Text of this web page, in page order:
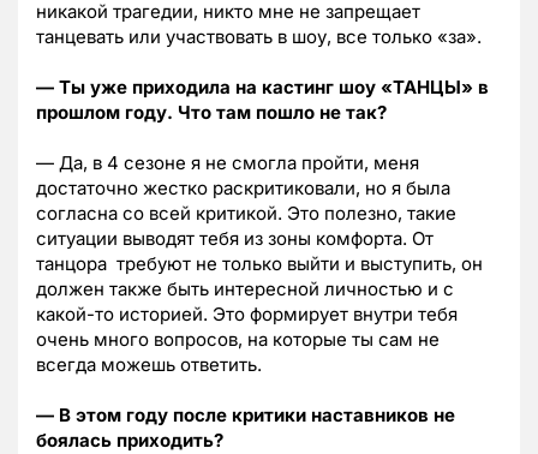
никакой трагедии, никто мне не запрещает
танцевать или участвовать в шоу, все только «за».
— Ты уже приходила на кастинг шоу «ТАНЦЫ» в
прошлом году. Что там пошло не так?
— Да, в 4 сезоне я не смогла пройти, меня
достаточно жестко раскритиковали, но я была
согласна со всей критикой. Это полезно, такие
ситуации выводят тебя из зоны комфорта. От
танцора требуют не только выйти и выступить, он
должен также быть интересной личностью и с
какой-то историей. Это формирует внутри тебя
очень много вопросов, на которые ты сам не
всегда можешь ответить.
— В этом году после критики наставников не
боялась приходить?